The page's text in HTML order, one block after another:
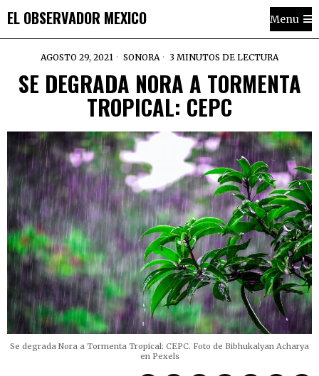
EL OBSERVADOR MEXICO Menu
AGOSTO 29, 2021 SONORA 3 MINUTOS DE LECTURA
SE DEGRADA NORA A TORMENTA
TROPICAL: CEPC
Se degrada Nora a Tormenta Tropical: CEPC. Foto de Bibhukalyan Acharya
en Pexels